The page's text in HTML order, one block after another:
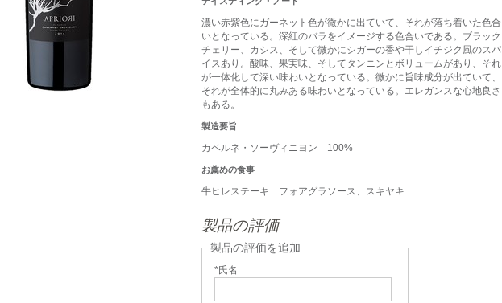
濃い赤紫色にガーネット色が微かに出ていて、それが落ち着いた色合
いとなっている。深紅のバラをイメージする色合いである。ブラック
チェリー、カシス、そして微かにシガーの香や干しイチジク風のスパ
イスあり。酸味、果実味、そしてタンニンとボリュームがあり、それ
が一体化して深い味わいとなっている。微かに旨味成分が出ていて、
それが全体的に丸みある味わいとなっている。エレガンスな心地良さ
もある。
製造要旨
カベルネ・ソーヴィニヨン 100%
お薦めの食事
牛ヒレステーキ フォアグラソース、スキヤキ
製品の評価
製品の評価を追加
*氏名